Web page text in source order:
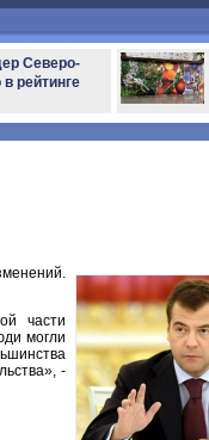
Северо-
рейтинге
части
могли
-